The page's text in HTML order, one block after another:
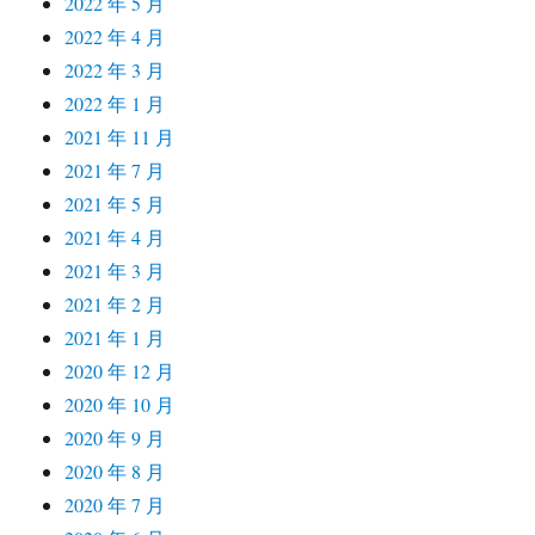
2022 年 4 月
2022 年 3 月
2022 年 1 月
2021 年 11 月
2021 年 7 月
2021 年 5 月
2021 年 4 月
2021 年 3 月
2021 年 2 月
2021 年 1 月
2020 年 12 月
2020 年 10 月
2020 年 9 月
2020 年 8 月
2020 年 7 月